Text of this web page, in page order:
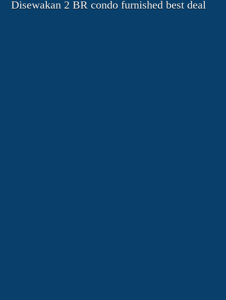
Disewakan 2 BR condo furnished best deal